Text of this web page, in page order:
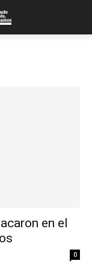
en el
0